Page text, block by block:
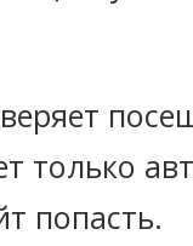
только
попасть.